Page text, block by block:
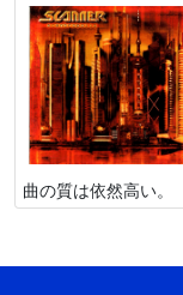
曲の質は依然高い。